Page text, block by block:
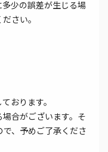
少の誤差が生じる場
さい。
おります。
合がございます。そ
、予めご了承くださ